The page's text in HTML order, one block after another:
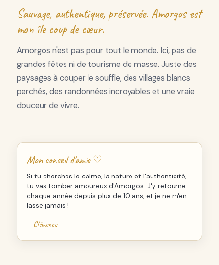
Sauvage, authentique, préservée. Amorgos est
mon île coup de cœur.
Amorgos n'est pas pour tout le monde. Ici, pas de
grandes fêtes ni de tourisme de masse. Juste des
paysages à couper le souffle, des villages blancs
perchés, des randonnées incroyables et une vraie
douceur de vivre.
Mon conseil d'amie ♡
Si tu cherches le calme, la nature et l'authenticité,
tu vas tomber amoureux d'Amorgos. J'y retourne
chaque année depuis plus de 10 ans, et je ne m'en
lasse jamais !
— Clémence